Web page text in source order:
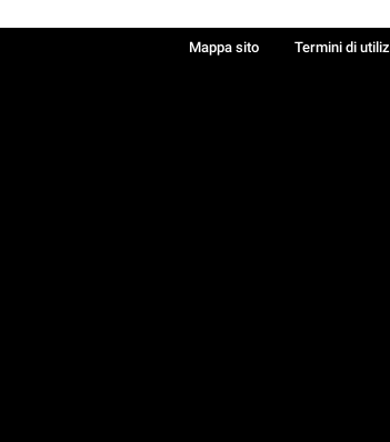
Mappa sito Termini di